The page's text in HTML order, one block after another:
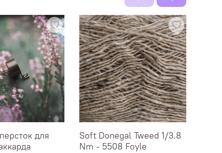
для
Soft Donegal Tweed 1/3.8
Nm - 5508 Foyle